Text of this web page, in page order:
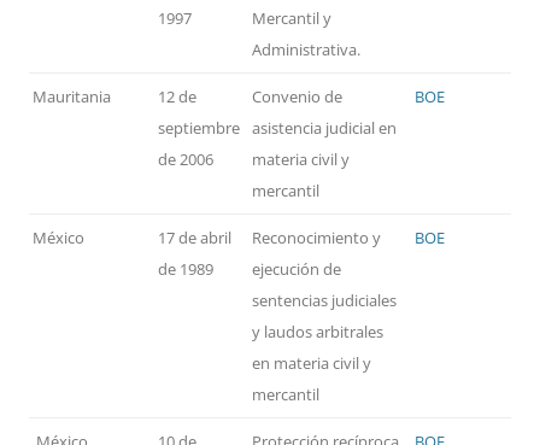
1997
Mercantil y
Administrativa.
Mauritania
12 de
septiembre
de 2006
Convenio de
asistencia judicial en
materia civil y
mercantil
BOE
México
17 de abril
de 1989
Reconocimiento y
ejecución de
sentencias judiciales
y laudos arbitrales
en materia civil y
mercantil
BOE